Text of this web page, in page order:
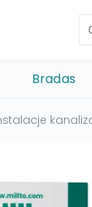
Bradas